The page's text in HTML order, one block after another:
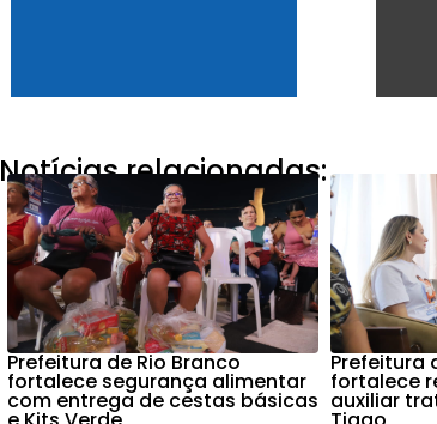
Notícias relacionadas:
Prefeitura de Rio Branco
fortalece segurança alimentar
com entrega de cestas básicas
Prefeitura
fortalece
auxiliar